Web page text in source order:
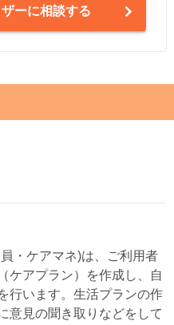
ーに相談する
・ケアマネ)は、ご利用者
ケアプラン）を作成し、自
行います。生活プランの作
意見の聞き取りなどをして